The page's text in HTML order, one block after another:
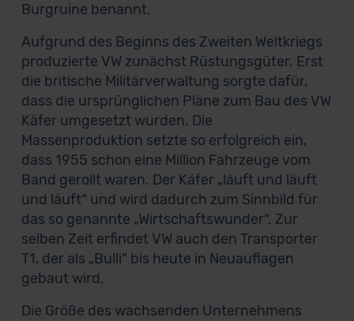
Burgruine benannt.
Aufgrund des Beginns des Zweiten Weltkriegs
produzierte VW zunächst Rüstungsgüter. Erst
die britische Militärverwaltung sorgte dafür,
dass die ursprünglichen Pläne zum Bau des VW
Käfer umgesetzt wurden. Die
Massenproduktion setzte so erfolgreich ein,
dass 1955 schon eine Million Fahrzeuge vom
Band gerollt waren. Der Käfer „läuft und läuft
und läuft“ und wird dadurch zum Sinnbild für
das so genannte „Wirtschaftswunder“. Zur
selben Zeit erfindet VW auch den Transporter
T1, der als „Bulli“ bis heute in Neuauflagen
gebaut wird.
Die Größe des wachsenden Unternehmens